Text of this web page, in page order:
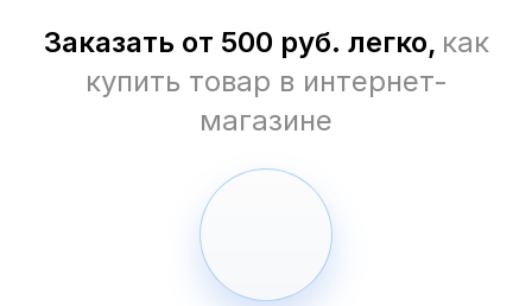
Заказать от 500 руб. легко, как
купить товар в интернет-
магазине